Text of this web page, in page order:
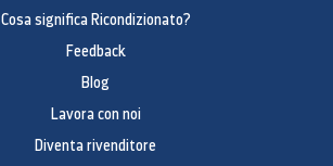
Cosa significa Ricondizionato?
Feedback
Blog
Lavora con noi
Diventa rivenditore